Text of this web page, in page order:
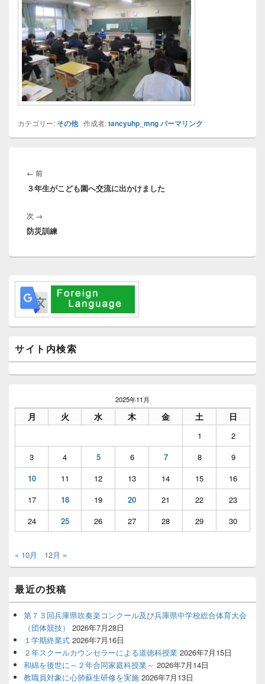
カテゴリー: その他作成者:tancyuhp_mngパーマリンク
稿
ナ
ゲ
ー
シ
← 前前
の
３年生がこども園へ交流に出かけました
次 →
の
稿:
防災訓練
メ
ウ
ィ
ッ
エ
ア
サイト内検索
2025年11月
月 火 水 木 金 土 日
1
2
3
4 5 6 7 8
9
10
11 12 13 14 15
16
17
18 19 20 21 22
23
24
25 26 27 28 29 30
« 10月 12月 »
最近の投稿
第７３回兵庫県吹奏楽コンクール及び兵庫県中学校総合体育大会
（団体競技）
2026年7月28日
１学期終業式 2026年7月16日
２年スクールカウンセラーによる道徳科授業 2026年7月15日
和綿を後世に～２年合同家庭科授業～ 2026年7月14日
教職員対象に心肺蘇生研修を実施 2026年7月13日